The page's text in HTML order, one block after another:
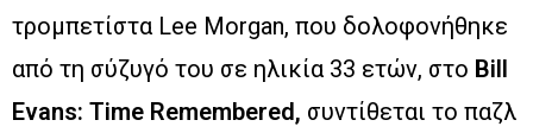
τρομπετίστα Lee Morgan, που δολοφονήθηκε
από τη σύζυγό του σε ηλικία 33 ετών, στο Bill
Evans: Time Remembered, συντίθεται το παζλ